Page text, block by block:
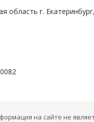
область г.
на сайте не